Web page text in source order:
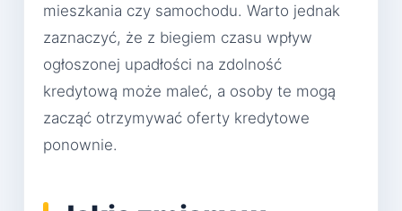
mieszkania czy samochodu. Warto jednak
zaznaczyć, że z biegiem czasu wpływ
ogłoszonej upadłości na zdolność
kredytową może maleć, a osoby te mogą
zacząć otrzymywać oferty kredytowe
ponownie.